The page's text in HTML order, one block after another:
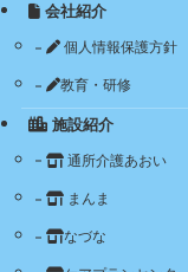
会社紹介
個人情報保護方針
教育・研修
施設紹介
通所介護あおい
まんま
なづな